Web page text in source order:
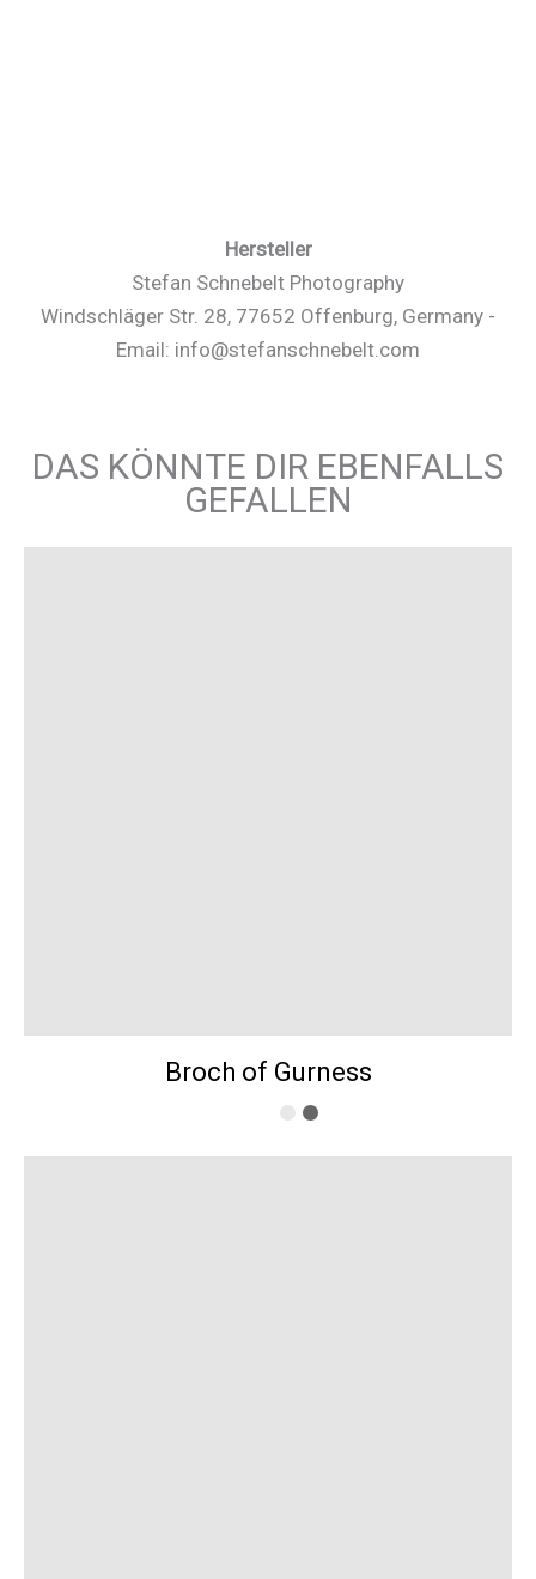
Hersteller
Stefan Schnebelt Photography
Windschläger Str. 28, 77652 Offenburg, Germany -
Email: info@stefanschnebelt.com
DAS KÖNNTE DIR EBENFALLS
GEFALLEN
Broch of Gurness